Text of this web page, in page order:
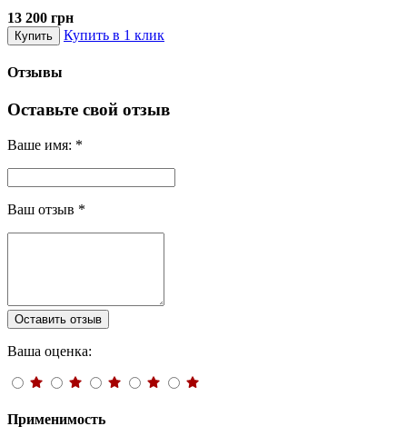
13 200 грн
Купить Купить в 1 клик
Отзывы
Оставьте свой отзыв
Ваше имя: *
Ваш отзыв *
Оставить отзыв
Ваша оценка:
Применимость